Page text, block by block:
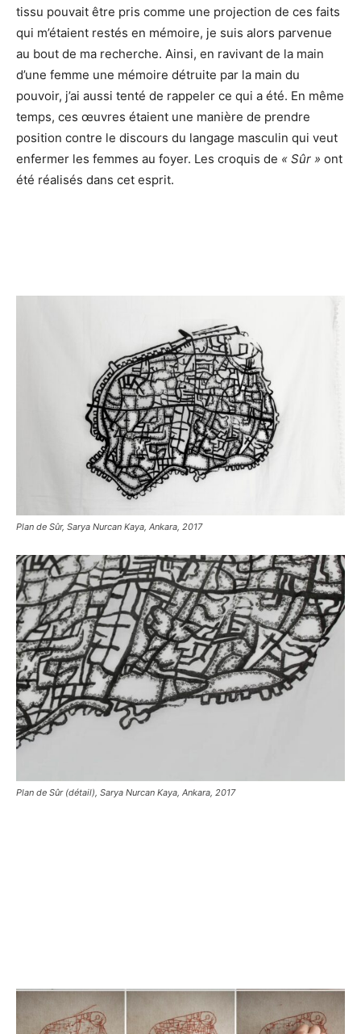
tissu pouvait être pris comme une projection de ces faits
qui m’étaient restés en mémoire, je suis alors parvenue
au bout de ma recherche. Ainsi, en ravivant de la main
d’une femme une mémoire détruite par la main du
pouvoir, j’ai aussi tenté de rappeler ce qui a été. En même
temps, ces œuvres étaient une manière de prendre
position contre le discours du langage masculin qui veut
enfermer les femmes au foyer. Les croquis de « Sûr » ont
été réalisés dans cet esprit.
Plan de Sûr, Sarya Nurcan Kaya, Ankara, 2017
Plan de Sûr (détail), Sarya Nurcan Kaya, Ankara, 2017